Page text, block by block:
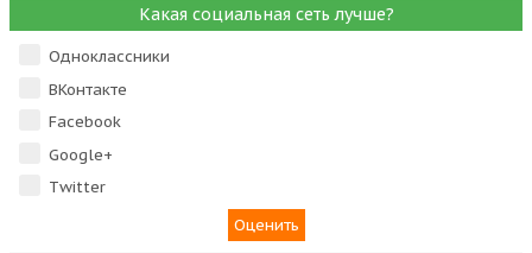
Какая социальная сеть лучше?
Одноклассники
ВКонтакте
Facebook
Google+
Тwitter